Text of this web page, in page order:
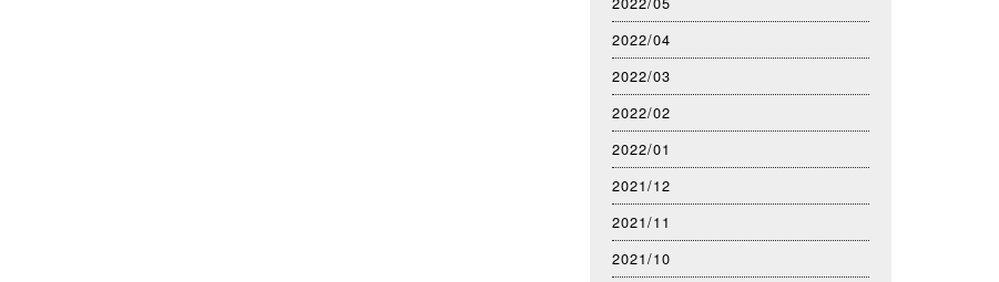
2022/04
2022/03
2022/02
2022/01
2021/12
2021/11
2021/10